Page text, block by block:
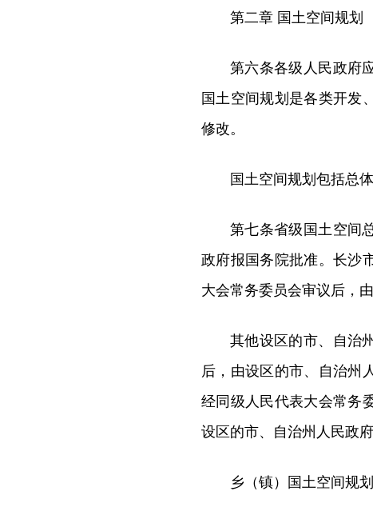
第二章 国土空间规划
第六条各级人民政府
国土空间规划是各类开发
修改。
国土空间规划包括总
第七条省级国土空间
政府报国务院批准。长沙
大会常务委员会审议后，
其他设区的市、自治
后，由设区的市、自治州
经同级人民代表大会常务
设区的市、自治州人民政
乡（镇）国土空间规